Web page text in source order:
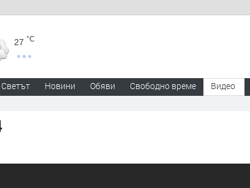
27 °C
Светът Новини Обяви Свободно време Видео